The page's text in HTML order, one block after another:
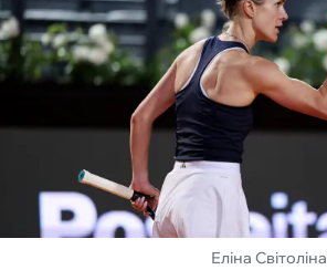
ЧС-2026
БУКМЕКЕРИ
Еліна